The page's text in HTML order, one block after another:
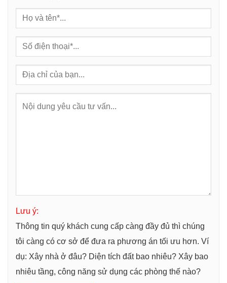
Lưu ý:
Thông tin quý khách cung cấp càng đầy đủ thì chúng
tôi càng có cơ sở để đưa ra phương án tối ưu hơn. Ví
dụ: Xây nhà ở đâu? Diện tích đất bao nhiêu? Xây bao
nhiêu tầng, công năng sử dụng các phòng thế nào?